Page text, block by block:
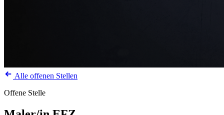
Alle offenen Stellen
Offene Stelle